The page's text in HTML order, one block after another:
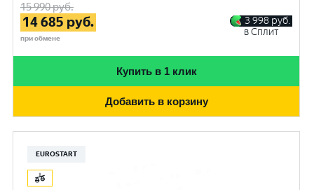
15 990руб.
14 685 руб.
при обмене
3 998 руб.
в Сплит
Купить в 1 клик
Добавить в корзину
EUROSTART